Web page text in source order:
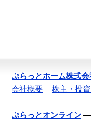
ぷらっとホーム株式会
会社概要
株主・投
ぷらっとオンライン —